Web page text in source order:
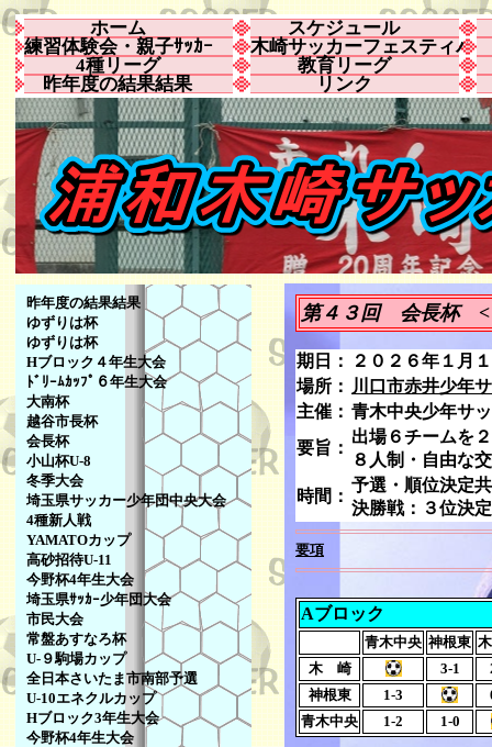
ホーム
スケジュール
練習体験会・親子ｻｯｶｰ
木崎サッカーフェスティバル
4種リーグ
教育リーグ
昨年度の結果結果
リンク
昨年度の結果結果
ゆずりは杯
ゆずりは杯
Hブロック４年生大会
ﾄﾞﾘｰﾑｶｯﾌﾟ６年生大会
大南杯
越谷市長杯
会長杯
小山杯U-8
冬季大会
埼玉県サッカー少年団中央大会
4種新人戦
YAMATOカップ
高砂招待U-11
今野杯4年生大会
埼玉県ｻｯｶｰ少年団大会
市民大会
常盤あすなろ杯
U-９駒場カップ
全日本さいたま市南部予選
U-10エネクルカップ
Hブロック3年生大会
今野杯4年生大会
第４３回 会長杯 <
期日：
２０２６年１月
場所：
川口市赤井少年
主催： 青木中央少年サ
要旨：
出場６チームを
８人制・自由な
時間：
予選・順位決定
決勝戦：３位決
要項
Aブロック
青木中央 神根東
木 崎
3-1
神根東
1-3
青木中央
1-2 1-0